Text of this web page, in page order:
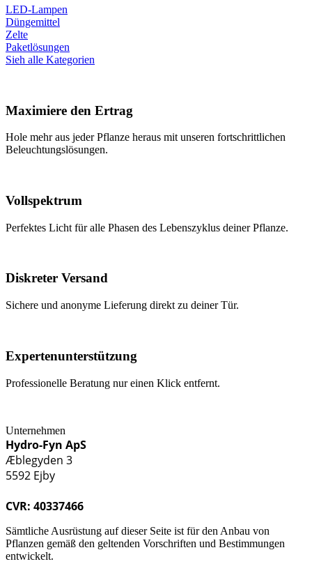
LED-Lampen
Düngemittel
Zelte
Paketlösungen
Sieh alle Kategorien
Maximiere den Ertrag
Hole mehr aus jeder Pflanze heraus mit unseren fortschrittlichen
Beleuchtungslösungen.
Vollspektrum
Perfektes Licht für alle Phasen des Lebenszyklus deiner Pflanze.
Diskreter Versand
Sichere und anonyme Lieferung direkt zu deiner Tür.
Expertenunterstützung
Professionelle Beratung nur einen Klick entfernt.
Unternehmen
Hydro-Fyn ApS
Æblegyden 3
5592 Ejby
CVR: 40337466
Sämtliche Ausrüstung auf dieser Seite ist für den Anbau von
Pflanzen gemäß den geltenden Vorschriften und Bestimmungen
entwickelt.